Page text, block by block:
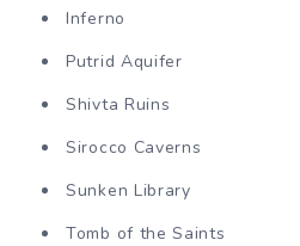
Inferno
Putrid Aquifer
Shivta Ruins
Sirocco Caverns
Sunken Library
Tomb of the Saints